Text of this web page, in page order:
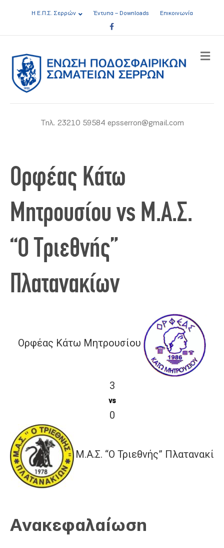
Η Ε.Π.Σ. Σερρών Έντυπα – Downloads
Επικοινωνία
Facebook
Τηλ. 23210 59584 epsserron@gmail.com
Ορφέας Κάτω
Μητρουσίου vs Μ.Α.Σ.
“Ο Τριεθνής”
Πλατανακίων
Ορφέας Κάτω Μητρουσίου
3
vs
0
Μ.Α.Σ. “Ο Τριεθνής”
Ανακεφαλαίωση